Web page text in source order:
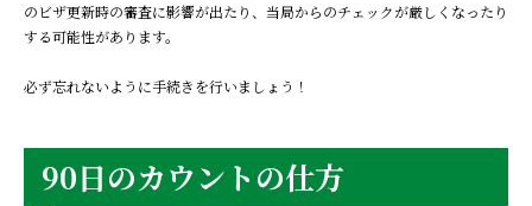
のビザ更新時の審査に影響が出たり、当局からのチェックが厳しくなったり
する可能性があります。
必ず忘れないように手続きを行いましょう！
90日のカウントの仕方